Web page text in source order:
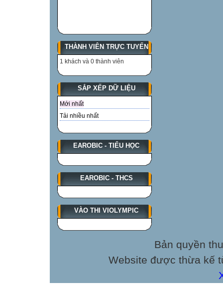
THÀNH VIÊN TRỰC TUYẾN
1 khách và 0 thành viên
SẮP XẾP DỮ LIỆU
Mới nhất
Tải nhiều nhất
EAROBIC - TIỂU HỌC
EAROBIC - THCS
VÀO THI VIOLYMPIC
Bản quyền
Website được thừa kế